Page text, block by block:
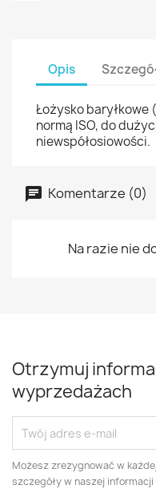
Opis
Łożysko baryłkowe
normą ISO, do
niewspółosiowości.
Komentarze (0)
Na razie nie
Otrzymuj
wyprzedażach
Możesz zrezygnować w
szczegóły w naszej informacji